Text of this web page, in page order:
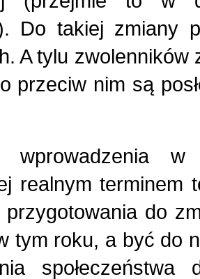
Do takiej zmiany
A tylu zwolenników
przeciw nim są
wprowadzenia
realnym
przygotowania do
tym roku, a być do